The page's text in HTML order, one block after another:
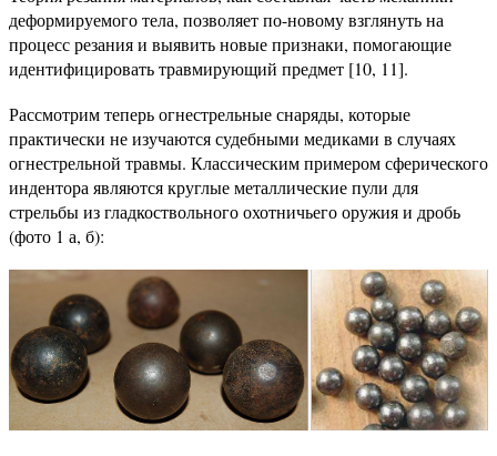
деформируемого тела, позволяет по-новому взглянуть на
процесс резания и выявить новые признаки, помогающие
идентифицировать травмирующий предмет [10, 11].
Рассмотрим теперь огнестрельные снаряды, которые
практически не изучаются судебными медиками в случаях
огнестрельной травмы. Классическим примером сферического
индентора являются круглые металлические пули для
стрельбы из гладкоствольного охотничьего оружия и дробь
(фото 1 а, б):